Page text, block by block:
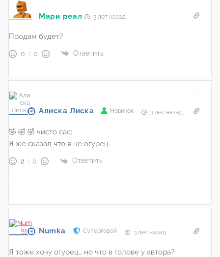
Мари реал 3 лет назад
Продам будет?
0 0 Ответить
Алиска Лиска Новичок 3 лет назад
🤣 🤣 🤣 чисто сас:
Я же сказал что я не огурец
2 0 Ответить
Numka Супергерой 3 лет назад
Я тоже хочу огурец… но что в голове у автора?